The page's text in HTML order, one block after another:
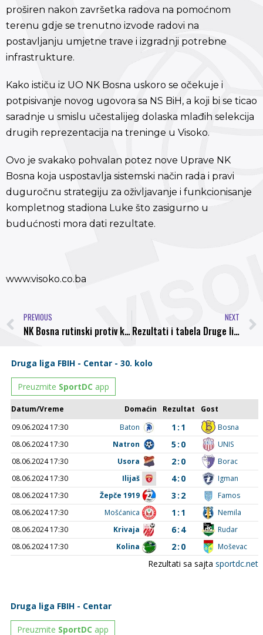
proširen nakon završetka radova na pomoćnom
terenu gdje se trenutno izvode radovi na
postavljanju umjetne trave i izgradnji potrebne
infrastrukture.
Kako ističu iz UO NK Bosna uskoro se očekuje i
potpisivanje novog ugovora sa NS BiH, a koji bi se ticao
saradnje u smislu učestalijeg dolaska mlađih selekcija
drugih reprezentacija na treninge u Visoko.
Ovo je svakako pohvalan potez nove Uprave NK
Bosna koja uspostavlja sistemski način rada i pravi
duguročnu strategiju za oživljavanje i funkcionisanje
kompletnog stadiona Luke što zasigurno u
budućnosti mora dati rezultate.
www.visoko.co.ba
PREVIOUS
NK Bosna rutinski protiv komšija iz Župče
NEXT
Rezultati i tabela Druge lige Centar nakon odigranog 5. kola